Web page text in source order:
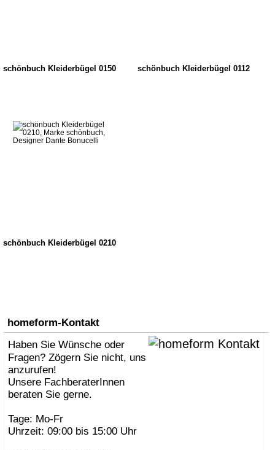
schönbuch Kleiderbügel 0150 schönbuch Kleiderbügel 0112
schönbuch Kleiderbügel 0210
homeform-Kontakt
Haben Sie Wünsche oder
Fragen? Zögern Sie nicht, uns
anzurufen!
Unsere FachberaterInnen
beraten Sie gerne.
Tage: Mo-Fr
Uhrzeit: 09:00 bis 15:00 Uhr